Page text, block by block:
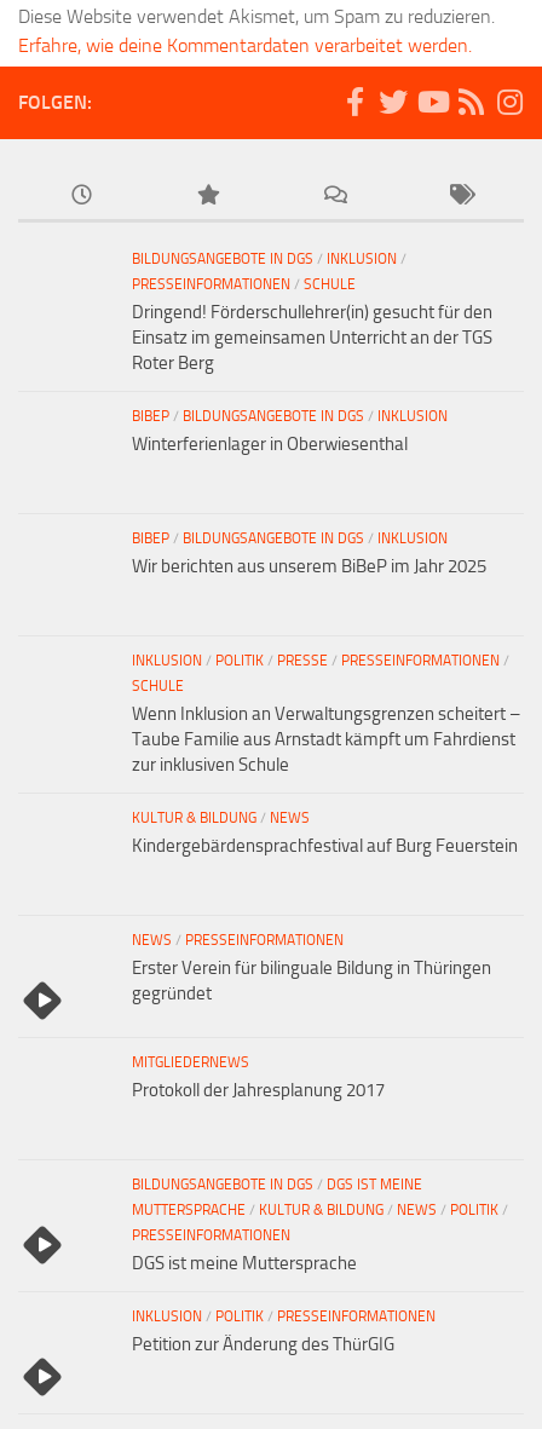
Diese Website verwendet Akismet, um Spam zu reduzieren.
Erfahre, wie deine Kommentardaten verarbeitet werden.
FOLGEN:
BILDUNGSANGEBOTE IN DGS / INKLUSION /
PRESSEINFORMATIONEN / SCHULE
Dringend! Förderschullehrer(in) gesucht für den
Einsatz im gemeinsamen Unterricht an der TGS
Roter Berg
BIBEP / BILDUNGSANGEBOTE IN DGS / INKLUSION
Winterferienlager in Oberwiesenthal
BIBEP / BILDUNGSANGEBOTE IN DGS / INKLUSION
Wir berichten aus unserem BiBeP im Jahr 2025
INKLUSION / POLITIK / PRESSE / PRESSEINFORMATIONEN /
SCHULE
Wenn Inklusion an Verwaltungsgrenzen scheitert –
Taube Familie aus Arnstadt kämpft um Fahrdienst
zur inklusiven Schule
KULTUR & BILDUNG / NEWS
Kindergebärdensprachfestival auf Burg Feuerstein
NEWS / PRESSEINFORMATIONEN
Erster Verein für bilinguale Bildung in Thüringen
gegründet
MITGLIEDERNEWS
Protokoll der Jahresplanung 2017
BILDUNGSANGEBOTE IN DGS / DGS IST MEINE
MUTTERSPRACHE / KULTUR & BILDUNG / NEWS / POLITIK /
PRESSEINFORMATIONEN
DGS ist meine Muttersprache
INKLUSION / POLITIK / PRESSEINFORMATIONEN
Petition zur Änderung des ThürGIG